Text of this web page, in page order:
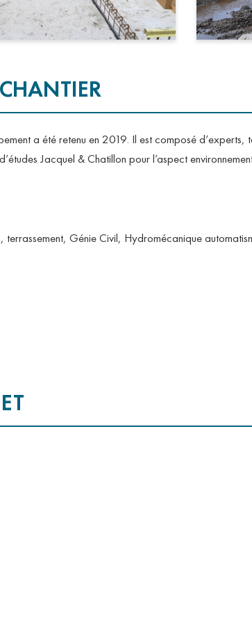
a été retenu en 2019. Il est composé d’experts,
Jacquel & Chatillon pour l’aspect
Génie Civil, Hydromécanique